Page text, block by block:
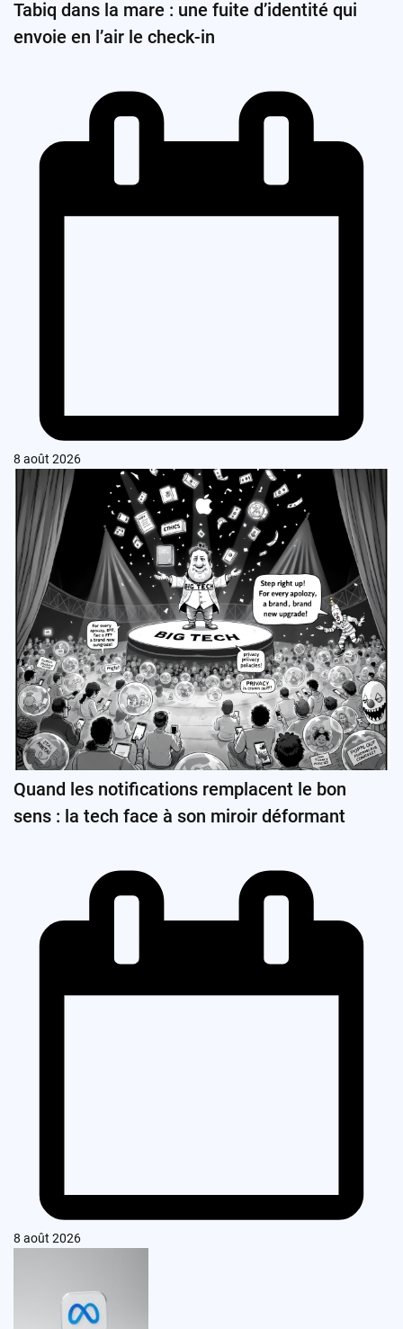
Tabiq dans la mare : une fuite d’identité qui
envoie en l’air le check-in
8 août 2026
Quand les notifications remplacent le bon
sens : la tech face à son miroir déformant
8 août 2026